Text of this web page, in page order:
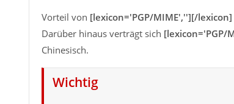
Vorteil von [lexicon='PGP/MIME',''][/lexicon]
Darüber hinaus verträgt sich [lexicon='PGP/
Chinesisch.
Wichtig